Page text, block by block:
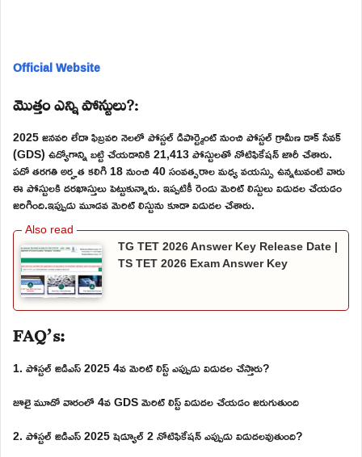
Official Website
మొత్తం ఎన్ని పోస్టులు?:
2025 జనవరి లేదా ఫిబ్రవరి నెలలో పోస్టల్ డిపార్ట్మెంట్ నుంచి పోస్టల్ గ్రామీణ డాక్ సేవక్
(GDS) ఉద్యోగాన్ని బట్టి చేయడానికి 21,413 పోస్టులతో నోటిఫికేషన్ జారీ చేశారు.
పదో తరగతి అర్హత కలిగి 18 నుంచి 40 సంవత్సరాల మధ్య వయస్సు ఉన్నటువంటి వారు
ఈ పోస్టులకి దరఖాస్తులు పెట్టుకున్నారు. ఇప్పటికీ రెండు మెరిట్ లిస్టులు విడుదల చేయడం
జరిగింది.ఇప్పుడు మూడవ మెరిట్ లిస్టును కూడా విడుదల చేశారు.
TG TET 2026 Answer Key Release Date |
TS TET 2026 Exam Answer Key
FAQ’s:
1. పోస్టల్ జిడిఎస్ 2025 4వ మెరిట్ లిస్ట్ ఎప్పుడు విడుదల చేస్తారు?
జూలై మూడో వారంలో 4వ GDS మెరిట్ లిస్ట్ విడుదల చేయడం జరుగుతుంది
2. పోస్టల్ జిడిఎస్ 2025 షెడ్యూల్ 2 నోటిఫికేషన్ ఎప్పుడు విడుదలవుతుంది?